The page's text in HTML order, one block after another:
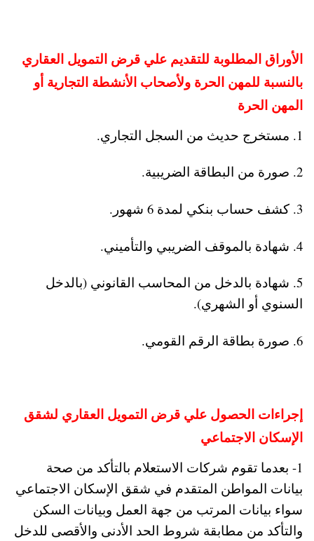
الأوراق المطلوبة للتقديم علي قرض التمويل العقاري
بالنسبة للمهن الحرة ولأصحاب الأنشطة التجارية أو
المهن الحرة
1. مستخرج حديث من السجل التجاري.
2. صورة من البطاقة الضريبية.
3. كشف حساب بنكي لمدة 6 شهور.
4. شهادة بالموقف الضريبي والتأميني.
5. شهادة بالدخل من المحاسب القانوني (بالدخل
السنوي أو الشهري).
6. صورة بطاقة الرقم القومي.
إجراءات الحصول علي قرض التمويل العقاري لشقق
الإسكان الاجتماعي
1- بعدما تقوم شركات الاستعلام بالتأكد من صحة
بيانات المواطن المتقدم في شقق الإسكان الاجتماعي
سواء بيانات المرتب من جهة العمل وبيانات السكن
والتأكد من مطابقة شروط الحد الأدنى والأقصى للدخل